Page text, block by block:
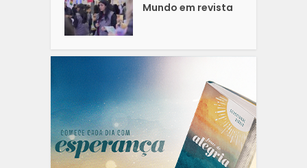
Mundo em revista